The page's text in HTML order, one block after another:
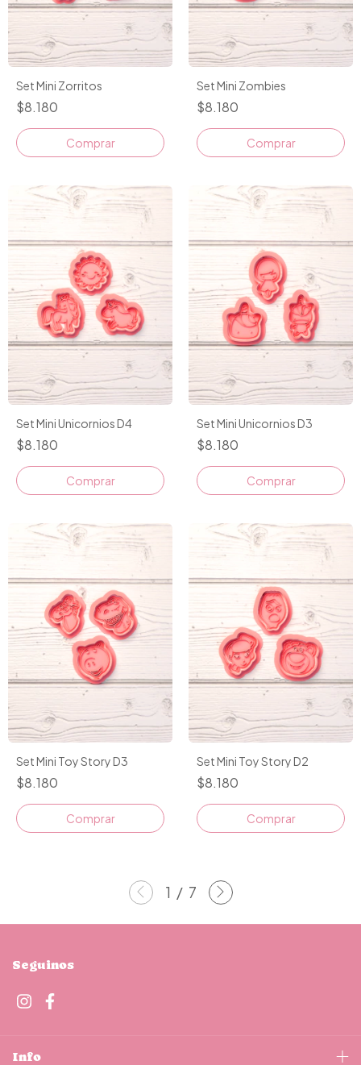
Set Mini Zorritos
$8.180
Set Mini Zombies
$8.180
Set Mini Unicornios D4
$8.180
Set Mini Unicornios D3
$8.180
Set Mini Toy Story D3
$8.180
Set Mini Toy Story D2
$8.180
1 / 7
Seguinos
Info